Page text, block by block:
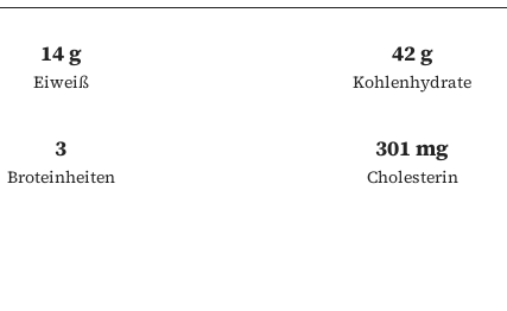
14 g
Eiweiß
42 g
Kohlenhydrate
3
Broteinheiten
301 mg
Cholesterin